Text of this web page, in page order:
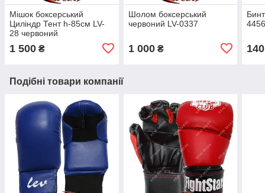
Мішок боксерський
Циліндр Тент h-85cм LV-
28 червоний
1 500 ₴
Шолом боксерський
червоний LV-0337
1 000₴ 140
Подібні товари компанії